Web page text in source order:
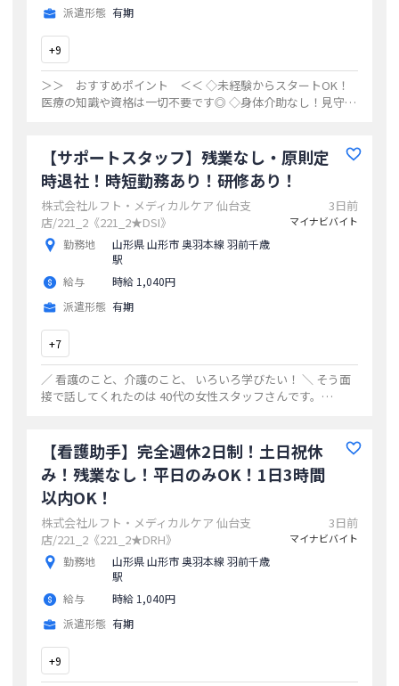
派遣形態 有期
+9
＞＞ おすすめポイント ＜＜ ◇未経験からスタートOK！
医療の知識や資格は一切不要です◎ ◇身体介助なし！見守り
【サポートスタッフ】残業なし・原則定
時退社！時短勤務あり！研修あり！
株式会社ルフト・メディカルケア 仙台支
店/221_2《221_2★DSI》
勤務地
山形県 山形市 奥羽本線 羽前千歳
駅
給与
時給 1,040円
派遣形態 有期
3日前
マイナビバイト
+7
／ 看護のこと、介護のこと、 いろいろ学びたい！ ＼ そう面
接で話してくれたのは 40代の女性スタッフさんです。
【看護助手】完全週休2日制！土日祝休
み！残業なし！平日のみOK！1日3時間
以内OK！
株式会社ルフト・メディカルケア 仙台支
店/221_2《221_2★DRH》
勤務地
山形県 山形市 奥羽本線 羽前千歳
駅
給与
時給 1,040円
派遣形態 有期
3日前
マイナビバイト
+9